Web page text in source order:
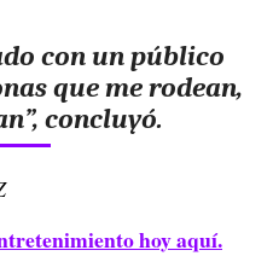
con un público
que me rodean,
concluyó.
hoy aquí.